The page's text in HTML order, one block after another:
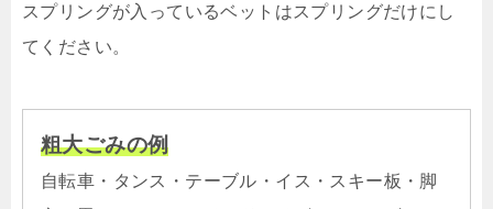
スプリングが入っているベットはスプリングだけにし
てください。
粗大ごみの例
自転車・タンス・テーブル・イス・スキー板・脚